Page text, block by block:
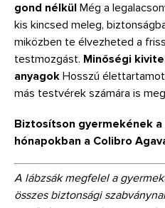
gond nélkül Még a
kis kincsed meleg,
miközben te élvezheted a
testmozgást. Minőségi
anyagok Hosszú
más testvérek számára is
Biztosítson gyermekének
hónapokban a Colibro
A lábzsák megfelel a
összes biztonsági